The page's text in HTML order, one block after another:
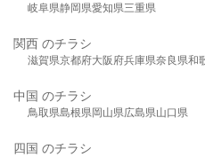
岐阜県静岡県愛知県三重県
関西 のチラシ
滋賀県京都府大阪府兵庫県奈良県和
中国 のチラシ
鳥取県島根県岡山県広島県山口県
四国 のチラシ